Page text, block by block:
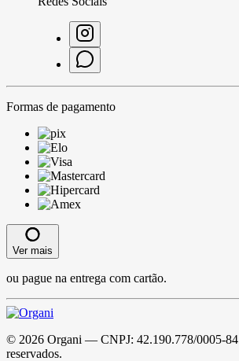
Formas de pagamento
Ver mais
ou pague na entrega com cartão.
© 2026 Organi — CNPJ: 42.190.778/0005-84
reservados.